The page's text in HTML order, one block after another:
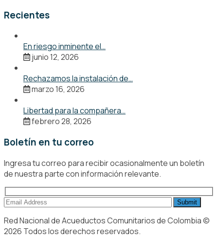
Recientes
En riesgo inminente el…
junio 12, 2026
Rechazamos la instalación de…
marzo 16, 2026
Libertad para la compañera…
febrero 28, 2026
Boletín en tu correo
Ingresa tu correo para recibir ocasionalmente un boletín
de nuestra parte con información relevante.
Red Nacional de Acueductos Comunitarios de Colombia ©
2026 Todos los derechos reservados.